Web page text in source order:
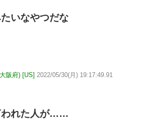
いなやつだな
阪府) [US] 2022/05/30(月) 19:17:49.91
われた人が……